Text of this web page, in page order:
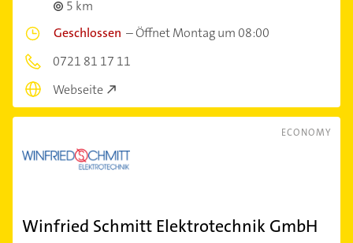
5 km
Geschlossen –Öffnet Montag um 08:00
0721 81 17 11
Webseite
ECONOMY
Winfried Schmitt Elektrotechnik GmbH